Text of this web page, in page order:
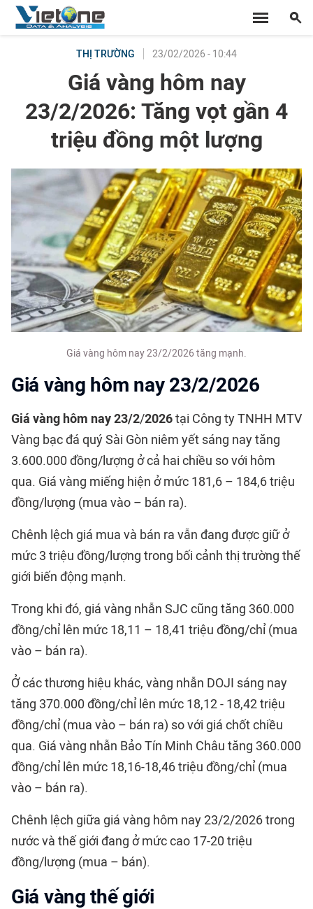
THỊ TRƯỜNG 23/02/2026 - 10:44
Giá vàng hôm nay
23/2/2026: Tăng vọt gần 4
triệu đồng một lượng
Giá vàng hôm nay 23/2/2026 tăng mạnh.
Giá vàng hôm nay 23/2/2026
Giá vàng hôm nay 23/2/2026tại Công ty TNHH MTV
Vàng bạc đá quý Sài Gòn niêm yết sáng nay tăng
3.600.000 đồng/lượng ở cả hai chiều so với hôm
qua. Giá vàng miếng hiện ở mức 181,6 – 184,6 triệu
đồng/lượng (mua vào – bán ra).
Chênh lệch giá mua và bán ra vẫn đang được giữ ở
mức 3 triệu đồng/lượng trong bối cảnh thị trường thế
giới biến động mạnh.
Trong khi đó, giá vàng nhẫn SJC cũng tăng 360.000
đồng/chỉ lên mức 18,11 – 18,41 triệu đồng/chỉ (mua
vào – bán ra).
Ở các thương hiệu khác, vàng nhẫn DOJI sáng nay
tăng 370.000 đồng/chỉ lên mức 18,12 - 18,42 triệu
đồng/chỉ (mua vào – bán ra) so với giá chốt chiều
qua. Giá vàng nhẫn Bảo Tín Minh Châu tăng 360.000
đồng/chỉ lên mức 18,16-18,46 triệu đồng/chỉ (mua
vào – bán ra).
Chênh lệch giữa giá vàng hôm nay 23/2/2026 trong
nước và thế giới đang ở mức cao 17-20 triệu
đồng/lượng (mua – bán).
Giá vàng thế giới